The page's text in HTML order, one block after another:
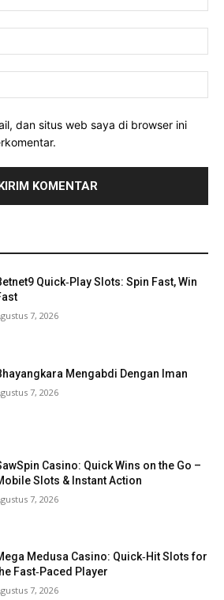
dan situs web saya di browser ini
Quick‑Play Slots: Spin Fast, Win
7, 2026
Mengabdi Dengan Iman
7, 2026
Casino: Quick Wins on the Go –
Slots & Instant Action
7, 2026
Medusa Casino: Quick‑Hit Slots for
Fast‑Paced Player
7, 2026